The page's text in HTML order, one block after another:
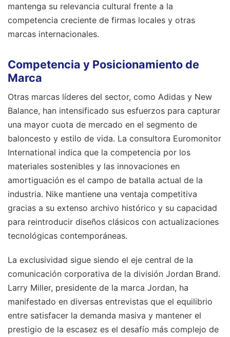
mantenga su relevancia cultural frente a la
competencia creciente de firmas locales y otras
marcas internacionales.
Competencia y Posicionamiento de
Marca
Otras marcas líderes del sector, como Adidas y New
Balance, han intensificado sus esfuerzos para capturar
una mayor cuota de mercado en el segmento de
baloncesto y estilo de vida. La consultora Euromonitor
International indica que la competencia por los
materiales sostenibles y las innovaciones en
amortiguación es el campo de batalla actual de la
industria. Nike mantiene una ventaja competitiva
gracias a su extenso archivo histórico y su capacidad
para reintroducir diseños clásicos con actualizaciones
tecnológicas contemporáneas.
La exclusividad sigue siendo el eje central de la
comunicación corporativa de la división Jordan Brand.
Larry Miller, presidente de la marca Jordan, ha
manifestado en diversas entrevistas que el equilibrio
entre satisfacer la demanda masiva y mantener el
prestigio de la escasez es el desafío más complejo de